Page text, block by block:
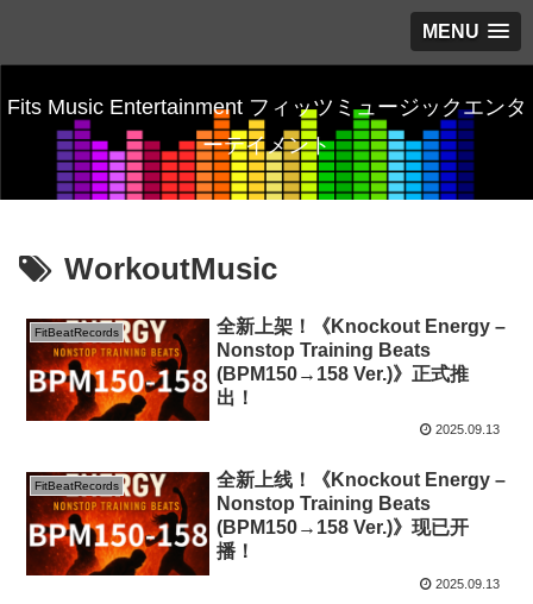
MENU
Fits Music Entertainment フィッツミュージックエンタ
ーテイメント
WorkoutMusic
FitBeatRecords
全新上架！《Knockout Energy –
Nonstop Training Beats
(BPM150→158 Ver.)》正式推
出！
2025.09.13
FitBeatRecords
全新上线！《Knockout Energy –
Nonstop Training Beats
(BPM150→158 Ver.)》现已开
播！
2025.09.13